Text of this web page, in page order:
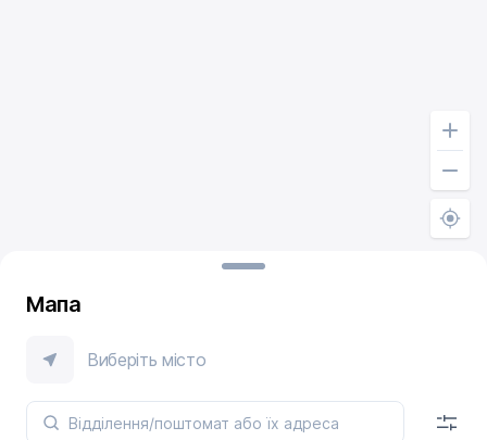
Мапа
Виберіть місто